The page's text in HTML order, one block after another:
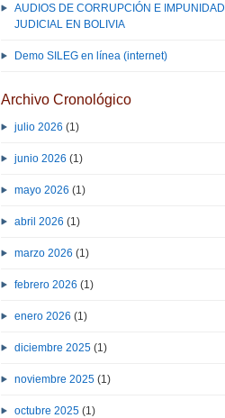
AUDIOS DE CORRUPCIÓN E IMPUNIDAD
JUDICIAL EN BOLIVIA
Demo SILEG en línea (internet)
Archivo Cronológico
julio 2026 (1)
junio 2026 (1)
mayo 2026 (1)
abril 2026 (1)
marzo 2026 (1)
febrero 2026 (1)
enero 2026 (1)
diciembre 2025 (1)
noviembre 2025 (1)
octubre 2025 (1)